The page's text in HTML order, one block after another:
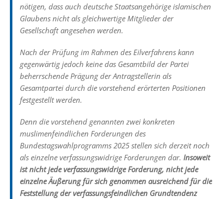
nötigen, dass auch deutsche Staatsangehörige islamischen
Glaubens nicht als gleichwertige Mitglieder der
Gesellschaft angesehen werden.
Nach der Prüfung im Rahmen des Eilverfahrens kann
gegenwärtig jedoch keine das Gesamtbild der Partei
beherrschende Prägung der Antragstellerin als
Gesamtpartei durch die vorstehend erörterten Positionen
festgestellt werden.
Denn die vorstehend genannten zwei konkreten
muslimenfeindlichen Forderungen des
Bundestagswahlprogramms 2025 stellen sich derzeit noch
als einzelne verfassungswidrige Forderungen dar. Insoweit
ist nicht jede verfassungswidrige Forderung, nicht jede
einzelne Äußerung für sich genommen ausreichend für die
Feststellung der verfassungsfeindlichen Grundtendenz